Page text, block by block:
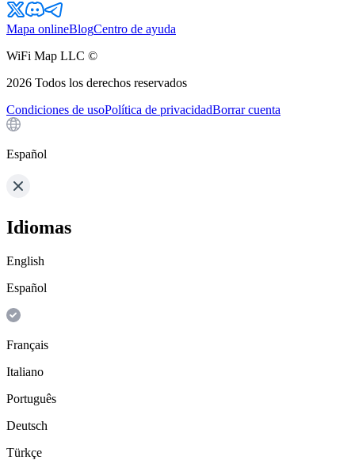
Mapa onlineBlogCentro de ayuda
WiFi Map LLC ©
2026 Todos los derechos reservados
Condiciones de usoPolítica de privacidadBorrar cuenta
Español
Idiomas
English
Español
Français
Italiano
Português
Deutsch
Türkçe